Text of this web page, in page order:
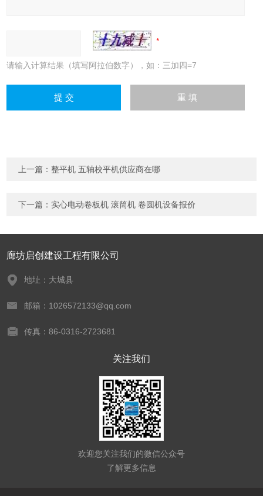
请输入计算结果（填写阿拉伯数字），如：三加四=7
上一篇：整平机 五轴校平机供应商在哪
下一篇： 实心电动卷板机 滚筒机 卷圆机设备报价
廊坊启创建设工程有限公司
地址：大城县
邮箱：1026572133@qq.com
传真：86-0316-2723681
关注我们
欢迎您关注我们的微信公众号
了解更多信息